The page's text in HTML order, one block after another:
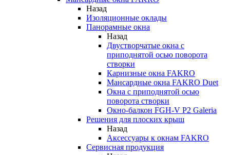
Назад
Изоляционные оклады
Панорамные окна
Назад
Двустворчатые окна с
приподнятой осью поворота
створки
Карнизные окна FAKRO
Мансардные окна FAKRO Duet
Окна с приподнятой осью
поворота створки
Окно-балкон FGH-V P2 Galeria
Решения для плоских крыш
Назад
Аксессуары к окнам FAKRO
Сервисная продукция